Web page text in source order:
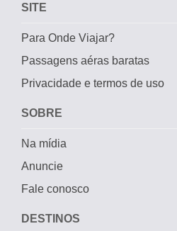
SITE
Para Onde Viajar?
Passagens aéras baratas
Privacidade e termos de uso
SOBRE
Na mídia
Anuncie
Fale conosco
DESTINOS